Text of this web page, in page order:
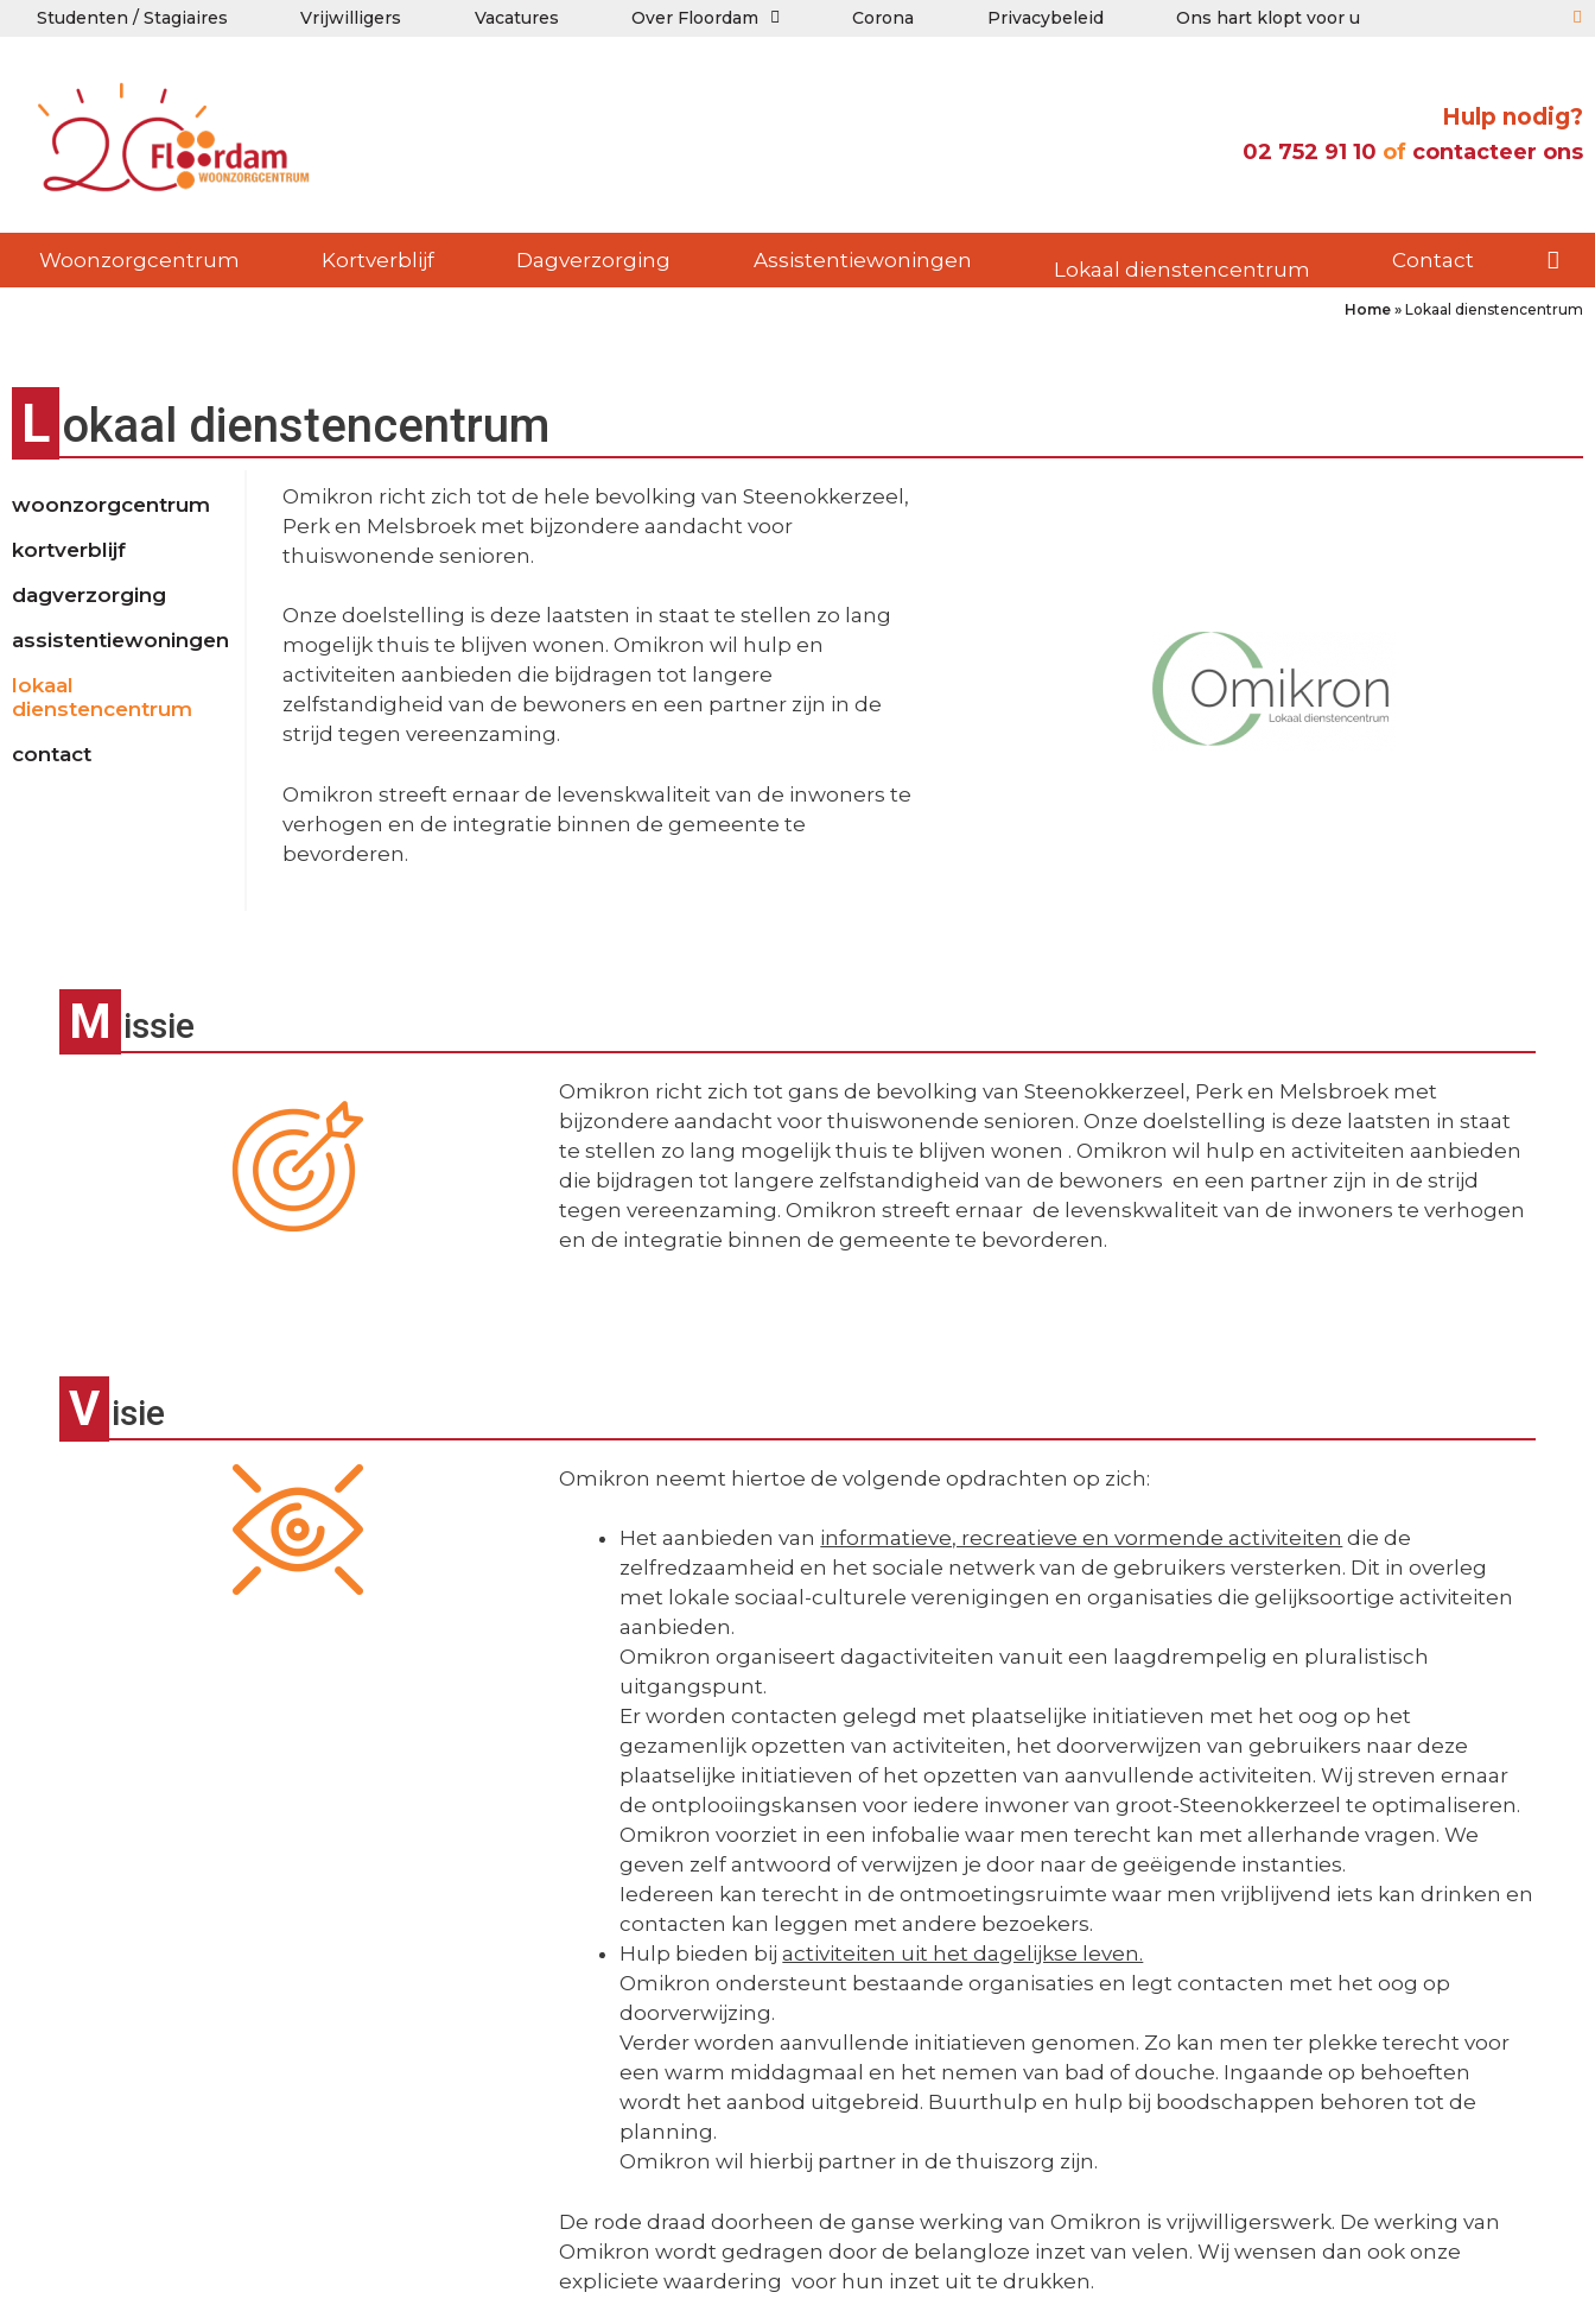
Studenten / Stagiaires Vrijwilligers Vacatures Over Floordam Corona Privacybeleid Ons hart klopt voor u
Hulp nodig?
02 752 91 10 of contacteer ons
Woonzorgcentrum Kortverblijf Dagverzorging Assistentiewoningen Lokaal dienstencentrum Contact
Home » Lokaal dienstencentrum
L okaal dienstencentrum
woonzorgcentrum
kortverblijf
dagverzorging
assistentiewoningen
lokaal
dienstencentrum
contact
Omikron richt zich tot de hele bevolking van Steenokkerzeel,
Perk en Melsbroek met bijzondere aandacht voor
thuiswonende senioren.
Onze doelstelling is deze laatsten in staat te stellen zo lang
mogelijk thuis te blijven wonen. Omikron wil hulp en
activiteiten aanbieden die bijdragen tot langere
zelfstandigheid van de bewoners en een partner zijn in de
strijd tegen vereenzaming.
Omikron streeft ernaar de levenskwaliteit van de inwoners te
verhogen en de integratie binnen de gemeente te
bevorderen.
M issie
Omikron richt zich tot gans de bevolking van Steenokkerzeel, Perk en Melsbroek met
bijzondere aandacht voor thuiswonende senioren. Onze doelstelling is deze laatsten in staat
te stellen zo lang mogelijk thuis te blijven wonen . Omikron wil hulp en activiteiten aanbieden
die bijdragen tot langere zelfstandigheid van de bewoners en een partner zijn in de strijd
tegen vereenzaming. Omikron streeft ernaar de levenskwaliteit van de inwoners te verhogen
en de integratie binnen de gemeente te bevorderen.
V isie
Omikron neemt hiertoe de volgende opdrachten op zich:
Het aanbieden van informatieve, recreatieve en vormende activiteiten die de
zelfredzaamheid en het sociale netwerk van de gebruikers versterken. Dit in overleg
met lokale sociaal-culturele verenigingen en organisaties die gelijksoortige activiteiten
aanbieden.
Omikron organiseert dagactiviteiten vanuit een laagdrempelig en pluralistisch
uitgangspunt.
Er worden contacten gelegd met plaatselijke initiatieven met het oog op het
gezamenlijk opzetten van activiteiten, het doorverwijzen van gebruikers naar deze
plaatselijke initiatieven of het opzetten van aanvullende activiteiten. Wij streven ernaar
de ontplooiingskansen voor iedere inwoner van groot-Steenokkerzeel te optimaliseren.
Omikron voorziet in een infobalie waar men terecht kan met allerhande vragen. We
geven zelf antwoord of verwijzen je door naar de geëigende instanties.
Iedereen kan terecht in de ontmoetingsruimte waar men vrijblijvend iets kan drinken en
contacten kan leggen met andere bezoekers.
Hulp bieden bijactiviteiten uit het dagelijkse leven.
Omikron ondersteunt bestaande organisaties en legt contacten met het oog op
doorverwijzing.
Verder worden aanvullende initiatieven genomen. Zo kan men ter plekke terecht voor
een warm middagmaal en het nemen van bad of douche. Ingaande op behoeften
wordt het aanbod uitgebreid. Buurthulp en hulp bij boodschappen behoren tot de
planning.
Omikron wil hierbij partner in de thuiszorg zijn.
De rode draad doorheen de ganse werking van Omikron is vrijwilligerswerk. De werking van
Omikron wordt gedragen door de belangloze inzet van velen. Wij wensen dan ook onze
expliciete waardering voor hun inzet uit te drukken.